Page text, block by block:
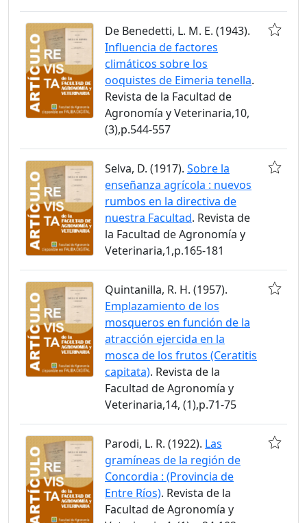
De Benedetti, L. M. E. (1943).
Influencia de factores
climáticos sobre los
ooquistes de Eimeria tenella.
Revista de la Facultad de
Agronomía y Veterinaria,10,
(3),p.544-557
Selva, D. (1917). Sobre la
enseñanza agrícola : nuevos
rumbos en la directiva de
nuestra Facultad. Revista de
la Facultad de Agronomía y
Veterinaria,1,p.165-181
Quintanilla, R. H. (1957).
Emplazamiento de los
mosqueros en función de la
atracción ejercida en la
mosca de los frutos (Ceratitis
capitata). Revista de la
Facultad de Agronomía y
Veterinaria,14, (1),p.71-75
Parodi, L. R. (1922). Las
gramíneas de la región de
Concordia : (Provincia de
Entre Ríos). Revista de la
Facultad de Agronomía y